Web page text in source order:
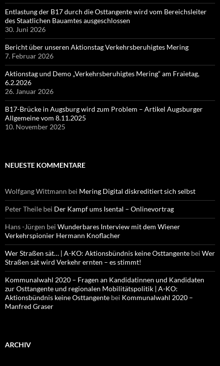
Entlastung der B17 durch die Osttangente wird vom Bereichsleiter
des Staatlichen Bauamtes ausgeschlossen
30. Juni 2026
Bericht über unseren Aktionstag Verkehrsberuhigtes Mering
7. Februar 2026
Aktionstag und Demo „Verkehrsberuhigtes Mering“ am Fraietag,
6.2.2026
26. Januar 2026
B17-Brücke in Augsburg wird zum Problem – Artikel Augsburger
Allgemeine vom 8.11.2025
10. November 2025
NEUESTE KOMMENTARE
Wolfgang Wittmann bei Mering Digital diskreditiert sich selbst
Peter Theile bei Der Kampf ums Isental – Onlinevortrag
Hans -Jürgen bei Wunderbares Interview mit dem Wiener
Verkehrspionier Hermann Knoflacher
Wer Straßen sät… | A-KO: Aktionsbündnis keine Osttangente bei Wer
Straßen sät wird Verkehr ernten – es stimmt!
Kommunalwahl 2020 – Fragen an Kandidatinnen und Kandidaten
zur Osttangente und regionalen Mobilitätspolitik | A-KO:
Aktionsbündnis keine Osttangente bei Kommunalwahl 2020 –
Manfred Graser
ARCHIV